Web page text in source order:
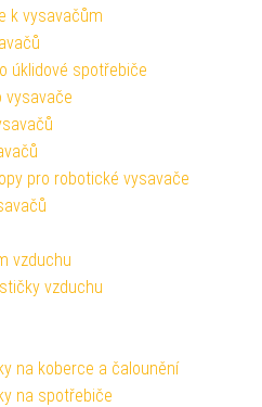
k vysavačům
úklidové spotřebiče
vysavače
pro robotické vysavače
vzduchu
vzduchu
na koberce a čalounění
na spotřebiče